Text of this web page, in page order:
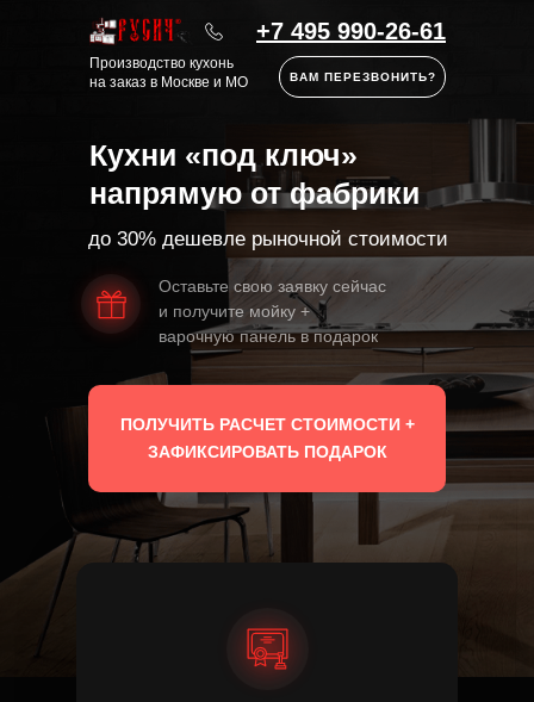
Производство кухонь
на заказ в Москве и МО
ВАМ ПЕРЕЗВОНИТЬ?
+7 495 990-26-61
до 30% дешевле рыночной стоимости
Кухни «под ключ»
напрямую от фабрики
Оставьте свою заявку сейчас
и получите мойку +
варочную панель в подарок
ПОЛУЧИТЬ РАСЧЕТ СТОИМОСТИ +
ЗАФИКСИРОВАТЬ ПОДАРОК